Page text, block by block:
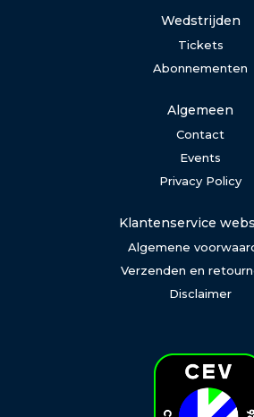
Wedstrijden
Tickets
Abonnementen
Algemeen
Contact
Events
Privacy Policy
Klantenservice
Algemene
Verzenden en
Disclaimer